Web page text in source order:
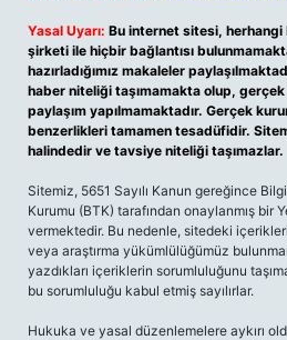
Yasal Uyarı: Bu internet sitesi, herhangi
şirketi ile hiçbir bağlantısı
hazırladığımız makaleler
haber niteliği taşımamakta olup,
paylaşım yapılmamaktadır. Gerçek
benzerlikleri tamamen tesadüfidir.
halindedir ve tavsiye niteliği taşımazlar.
Sitemiz, 5651 Sayılı Kanun gereğince
Kurumu (BTK) tarafından onaylanmış bir
vermektedir. Bu nedenle, sitedeki
veya araştırma yükümlülüğümüz
yazdıkları içeriklerin sorumluluğunu
bu sorumluluğu kabul etmiş sayılırlar.
Hukuka ve yasal düzenlemelere aykırı